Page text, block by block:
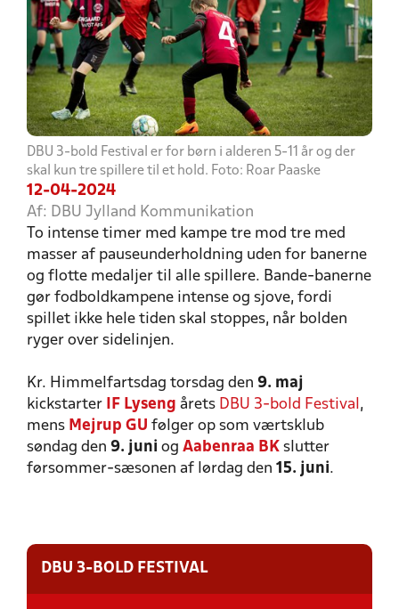
DBU 3-bold Festival er for børn i alderen 5-11 år og der
skal kun tre spillere til et hold. Foto: Roar Paaske
12-04-2024
Af: DBU Jylland Kommunikation
To intense timer med kampe tre mod tre med
masser af pauseunderholdning uden for banerne
og flotte medaljer til alle spillere. Bande-banerne
gør fodboldkampene intense og sjove, fordi
spillet ikke hele tiden skal stoppes, når bolden
ryger over sidelinjen.
Kr. Himmelfartsdag torsdag den 9. maj
kickstarter
IF Lyseng årets DBU 3-bold Festival ,
mens Mejrup GU følger op som værtsklub
søndag den 9. juni og Aabenraa BK slutter
førsommer-sæsonen af lørdag den 15. juni.
DBU 3-BOLD FESTIVAL